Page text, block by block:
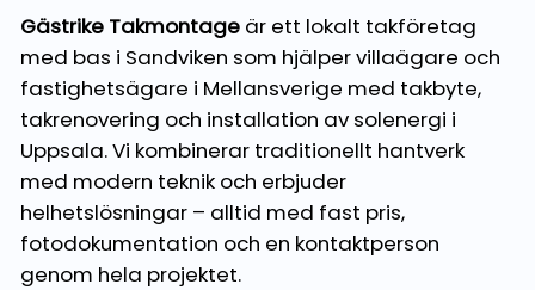
Gästrike Takmontage är ett lokalt takföretag
med bas i Sandviken som hjälper villaägare och
fastighetsägare i Mellansverige med takbyte,
takrenovering och installation av solenergi i
Uppsala. Vi kombinerar traditionellt hantverk
med modern teknik och erbjuder
helhetslösningar – alltid med fast pris,
fotodokumentation och en kontaktperson
genom hela projektet.